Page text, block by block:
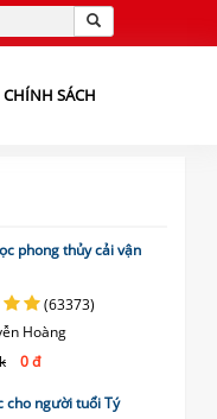
CHÍNH SÁCH
phong thủy cải vận
(63373)
Hoàng
0 đ
cho người tuổi Tý